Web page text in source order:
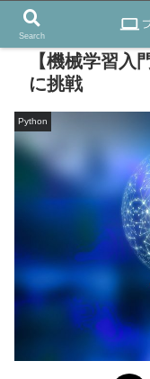
【機械学習入
に挑戦
Python
Search